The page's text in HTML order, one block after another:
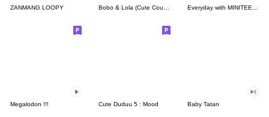
ZANMANG LOOPY
Megalodon !!! Cute Duduu 5 : Mood Baby Tatan